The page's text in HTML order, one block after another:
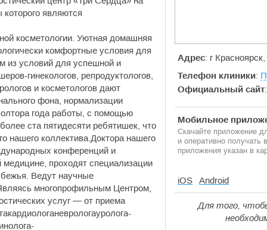
Адрес: г
Телефон клиники:
Официальный сайт
Мобильное
Скачайте приложение
и оперативно
приложения указан в
iOS Android
Для того,
являются
косметологии. Уютная домашняя
комфортные условия для
из условий для успешной и
гинекологов, репродуктологов,
и косметологов дают
фона, нормализации
года работы, с помощью
ста пятидесяти ребятишек, что
нашего коллектива.Доктора нашего
конференций и
медицине, проходят специализации
Ведут научные
многопрофильным Центром,
услуг — от приема